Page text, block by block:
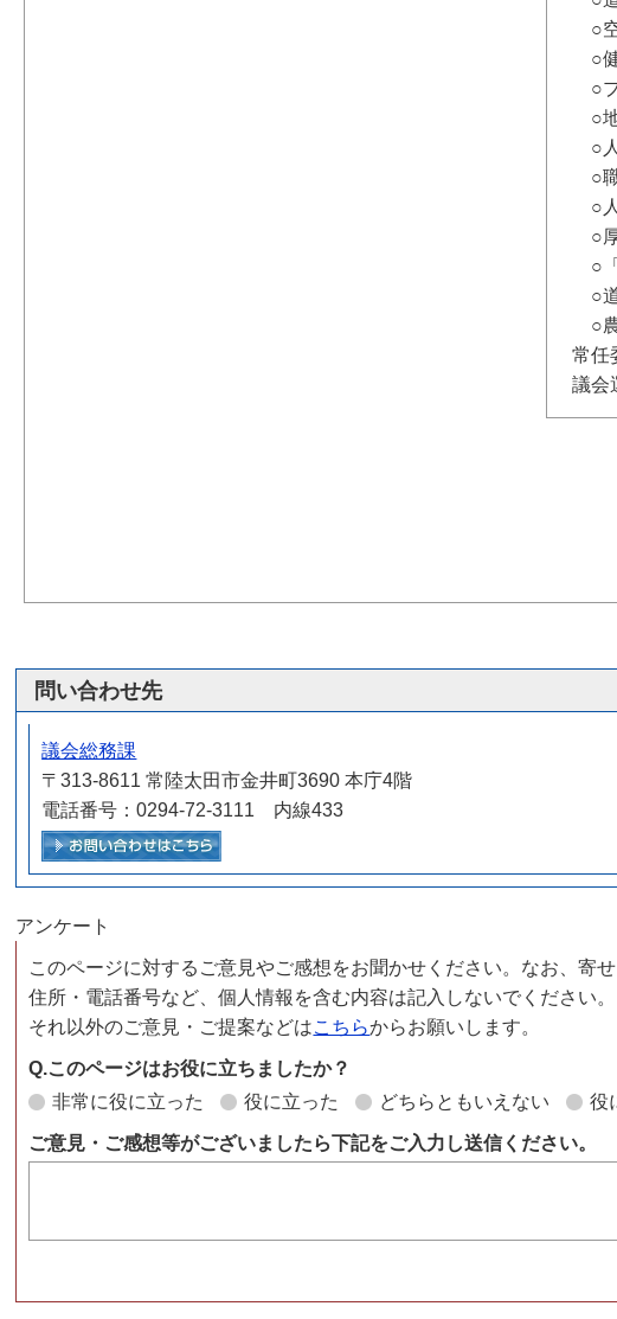
○空
○健
○プ
○地
○人
○職
○人
○厚
○「
○道
○農
常任
議会
問い合わせ先
議会総務課
〒313-8611 常陸太田市金井町3690 本庁4階
電話番号：0294-72-3111 内線433
アンケート
このページに対するご意見やご感想をお聞かせください。なお、寄
住所・電話番号など、個人情報を含む内容は記入しないでください。
それ以外のご意見・ご提案などはこちらからお願いします。
Q.このページはお役に立ちましたか？
非常に役に立った
役に立った どちらともいえない 役
ご意見・ご感想等がございましたら下記をご入力し送信ください。